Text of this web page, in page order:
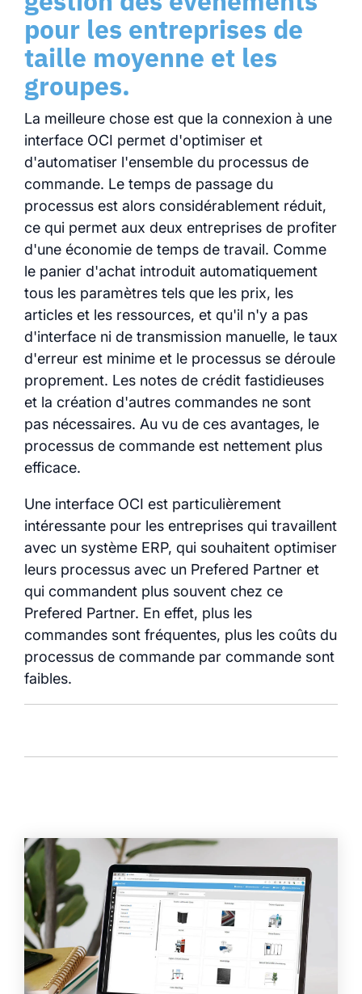
pour les entreprises de
taille moyenne et les
groupes.
La meilleure chose est que la connexion à une
interface OCI permet d'optimiser et
d'automatiser l'ensemble du processus de
commande. Le temps de passage du
processus est alors considérablement réduit,
ce qui permet aux deux entreprises de profiter
d'une économie de temps de travail. Comme
le panier d'achat introduit automatiquement
tous les paramètres tels que les prix, les
articles et les ressources, et qu'il n'y a pas
d'interface ni de transmission manuelle, le taux
d'erreur est minime et le processus se déroule
proprement. Les notes de crédit fastidieuses
et la création d'autres commandes ne sont
pas nécessaires. Au vu de ces avantages, le
processus de commande est nettement plus
efficace.
Une interface OCI est particulièrement
intéressante pour les entreprises qui travaillent
avec un système ERP, qui souhaitent optimiser
leurs processus avec un Prefered Partner et
qui commandent plus souvent chez ce
Prefered Partner. En effet, plus les
commandes sont fréquentes, plus les coûts du
processus de commande par commande sont
faibles.